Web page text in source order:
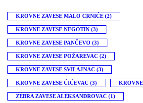
KROVNE ZAVESE MALO CRNIĆE (2)
KROVNE ZAVESE NEGOTIN (3)
KROVNE ZAVESE PANČEVO (3)
KROVNE ZAVESE POŽAREVAC (2)
KROVNE ZAVESE SVILAJNAC (3)
KROVNE ZAVESE ĆIĆEVAC (3)
ZEBRA ZAVESE ALEKSANDROVAC (1)